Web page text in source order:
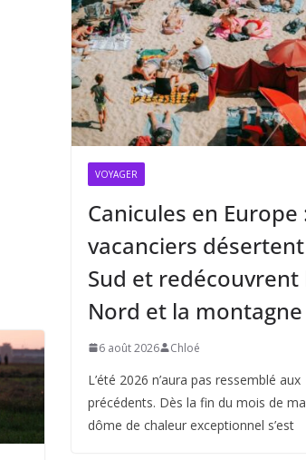
VOYAGER
Canicules en Europe
vacanciers
Sud et redécouvrent
Nord et la montagne
6 août 2026 Chloé
L’été 2026 n’aura pas ressemblé aux
précédents. Dès la fin du mois de
dôme de chaleur exceptionnel s’est